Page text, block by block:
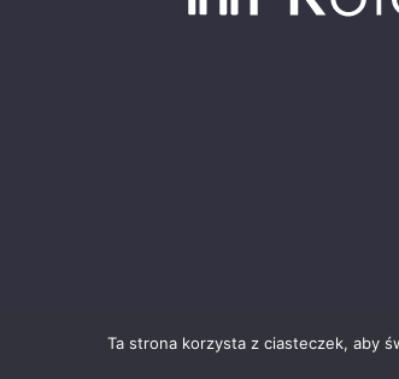
© 2024 PRoto.pl
Ta strona korzysta z ciasteczek, aby